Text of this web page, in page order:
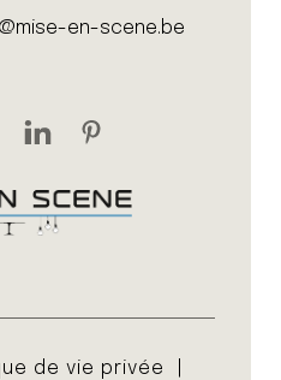
en-scene.be
de vie privée